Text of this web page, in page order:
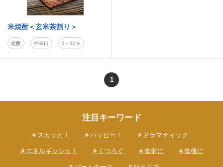
米焼酎＜玄米茶割り＞
焼酎 中辛口 1～10％
1
注目キーワード
＃スカッと！ ＃ハッピー！ ＃ドラマティック
＃エネルギッシュ！ ＃くつろぐ ＃食前に ＃食後に